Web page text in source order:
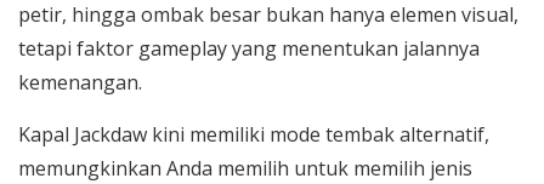
petir, hingga ombak besar bukan hanya elemen visual,
tetapi faktor gameplay yang menentukan jalannya
kemenangan.
Kapal Jackdaw kini memiliki mode tembak alternatif,
memungkinkan Anda memilih untuk memilih jenis